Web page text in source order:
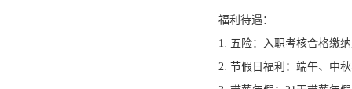
福利待遇：
1. 五险：入职考核合格缴
2. 节假日福利：端午、中